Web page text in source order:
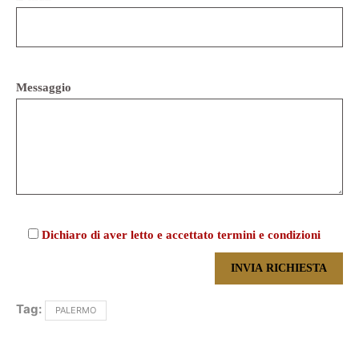
Messaggio
Dichiaro di aver letto e accettato termini e condizioni
Tag: PALERMO